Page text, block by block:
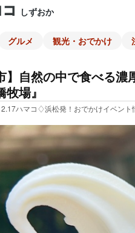
しずおか
グルメ 観光・おでかけ
】自然の中で食べる
牧場』
ハマコ♢浜松発！おでかけイベント